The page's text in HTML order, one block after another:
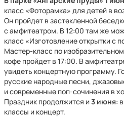
класс «Фоторамка» для детей в
Он пройдет в застекленной
с амфитеатром. В 12:00 там же
класс «Изготовление открытки с
Мастер-класс по
кофе пройдет в 17:00. В
увидеть концертную программу.
русские народные песни,
и современные поп-сочинения в
Праздник продолжится и3 июня:
классы и концерт.